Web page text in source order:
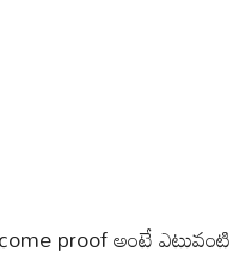
proof అంటే ఎటువంటి